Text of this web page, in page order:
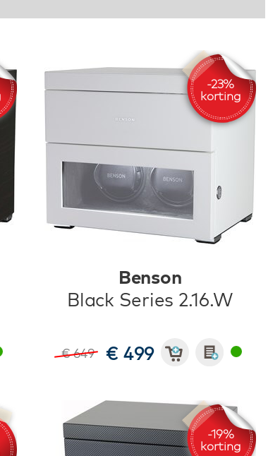
Benson
Black Series 2.16.W
€ 649 € 499